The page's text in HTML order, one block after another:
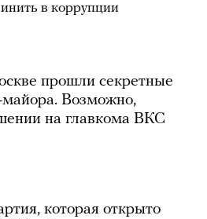
в коррупции
прошли секретные
майора. Возможно,
на главкома ВКС
которая открыто